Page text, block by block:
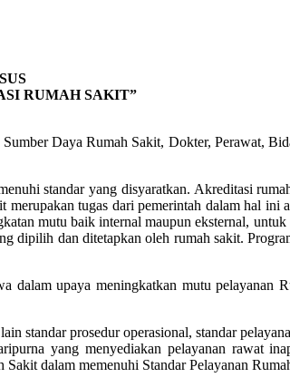
RUMAH SAKIT”
Daya Rumah Sakit, Dokter, Perawat,
standar yang disyaratkan. Akreditasi
tugas dari pemerintah dalam hal ini
mutu baik internal maupun eksternal,
dipilih dan ditetapkan oleh rumah sakit.
upaya meningkatkan mutu pelayanan
standar prosedur operasional, standar
yang menyediakan pelayanan rawat
dalam memenuhi Standar Pelayanan